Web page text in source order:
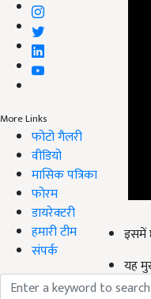
More Links
फोटो गैलरी
वीडियो
मासिक पत्रिका
फोरम
डायरेक्टरी
हमारी टीम
संपर्क